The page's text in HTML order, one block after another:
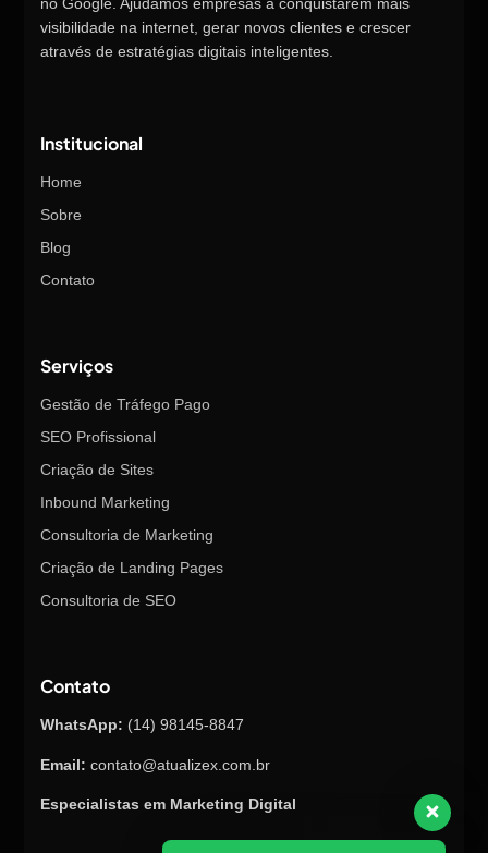
visibilidade na internet, gerar novos clientes e crescer
através de estratégias digitais inteligentes.
Institucional
Home
Sobre
Blog
Contato
Serviços
Gestão de Tráfego Pago
SEO Profissional
Criação de Sites
Inbound Marketing
Consultoria de Marketing
Criação de Landing Pages
Consultoria de SEO
Contato
WhatsApp: (14) 98145-8847
Email: contato@atualizex.com.br
Especialistas em Marketing Digital